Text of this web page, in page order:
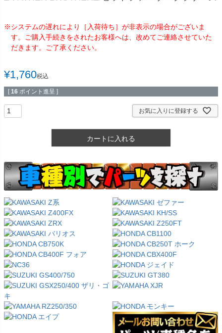
※システムの遅れにより［入荷待ち］が非表示の場合がございま
す。ご購入手続きをされたお客様へは、改めてご連絡させていた
だきます。ご了承ください。
¥1,760税込
[ 16 ポイント進呈 ]
お気に入りに登録する
カートに入れる